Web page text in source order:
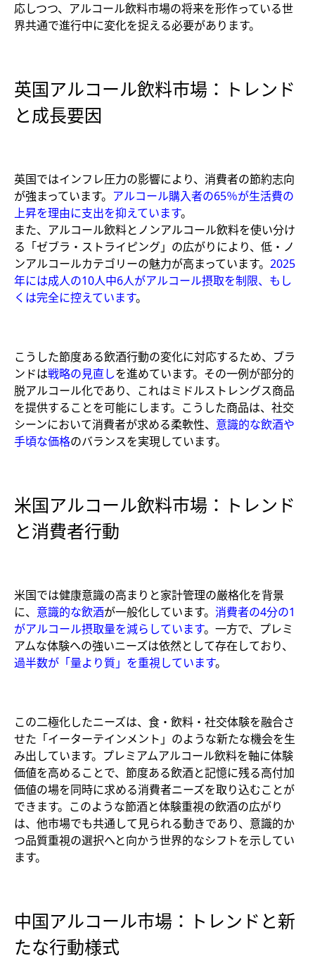
応しつつ、アルコール飲料市場の将来を形作っている世
界共通で進行中に変化を捉える必要があります。
英国アルコール飲料市場：トレンド
と成長要因
英国ではインフレ圧力の影響により、消費者の節約志向
が強まっています。 アルコール購入者の65％が生活費の
上昇を理由に支出を抑えています。
また、アルコール飲料とノンアルコール飲料を使い分け
る「ゼブラ・ストライピング」の広がりにより、低・ノ
ンアルコールカテゴリーの魅力が高まっています。 2025
年には成人の10人中6人がアルコール摂取を制限、もし
くは完全に控えています。
こうした節度ある飲酒行動の変化に対応するため、ブラ
ンドは戦略の見直しを進めています。その一例が部分的
脱アルコール化であり、これはミドルストレングス商品
を提供することを可能にします。こうした商品は、社交
シーンにおいて消費者が求める柔軟性、 意識的な飲酒や
手頃な価格のバランスを実現しています。
米国アルコール飲料市場：トレンド
と消費者行動
米国では健康意識の高まりと家計管理の厳格化を背景
に、 意識的な飲酒が一般化しています。 消費者の4分の1
がアルコール摂取量を減らしています。一方で、プレミ
アムな体験への強いニーズは依然として存在しており、
過半数が「量より質」を重視しています。
この二極化したニーズは、食・飲料・社交体験を融合さ
せた「イーターテインメント」のような新たな機会を生
み出しています。プレミアムアルコール飲料を軸に体験
価値を高めることで、節度ある飲酒と記憶に残る高付加
価値の場を同時に求める消費者ニーズを取り込むことが
できます。このような節酒と体験重視の飲酒の広がり
は、他市場でも共通して見られる動きであり、意識的か
つ品質重視の選択へと向かう世界的なシフトを示してい
ます。
中国アルコール市場：トレンドと新
たな行動様式